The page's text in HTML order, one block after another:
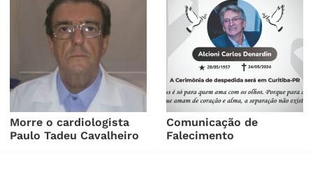
Morre o cardiologista
Paulo Tadeu Cavalheiro
Comunicação de
Falecimento